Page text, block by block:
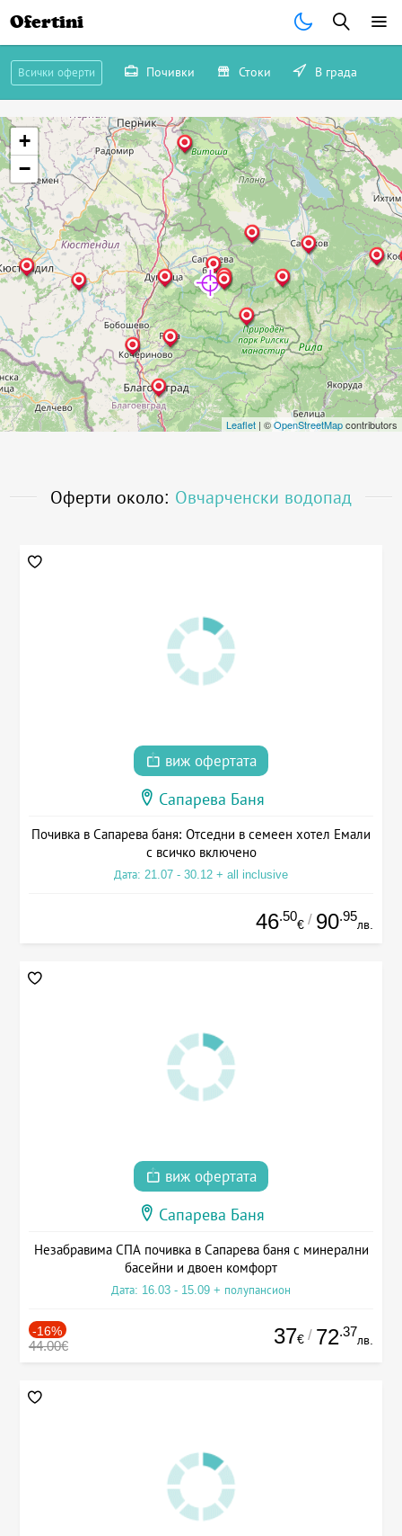
Ofertini
Всички оферти Почивки Стоки В града
+
−
Leaflet | ©OpenStreetMapcontributors
Оферти около: Овчарченски водопад
виж офертата
Сапарева Баня
Почивка в Сапарева баня: Отседни в семеен хотел Емали
с всичко включено
Дата: 21.07 - 30.12 + all inclusive
46.50
€ / 90.95
лв.
виж офертата
Сапарева Баня
Незабравима СПА почивка в Сапарева баня с минерални
басейни и двоен комфорт
Дата: 16.03 - 15.09 + полупансион
-16%
44.00€ 37€ / 72.37
лв.